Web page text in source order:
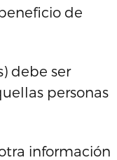
de
debe ser
personas
información